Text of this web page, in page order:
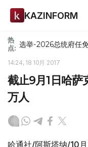
KAZINFORM
热
点: 选举-2026总统府任
14:24, 18 10月 2017
截止9月1日哈萨
万人
哈通社/阿斯塔纳/10